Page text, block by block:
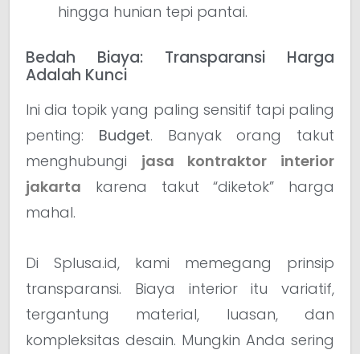
hingga hunian tepi pantai.
Bedah Biaya: Transparansi Harga
Adalah Kunci
Ini dia topik yang paling sensitif tapi paling
penting: Budget. Banyak orang takut
menghubungi jasa kontraktor interior
jakarta karena takut “diketok” harga
mahal.
Di Splusa.id, kami memegang prinsip
transparansi. Biaya interior itu variatif,
tergantung material, luasan, dan
kompleksitas desain. Mungkin Anda sering